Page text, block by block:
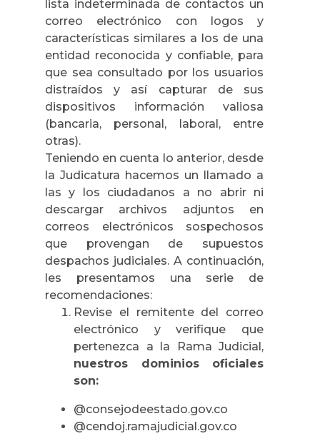
lista indeterminada de contactos un
correo electrónico con logos y
características similares a los de una
entidad reconocida y confiable, para
que sea consultado por los usuarios
distraídos y así capturar de sus
dispositivos información valiosa
(bancaria, personal, laboral, entre
otras).
Teniendo en cuenta lo anterior, desde
la Judicatura hacemos un llamado a
las y los ciudadanos a no abrir ni
descargar archivos adjuntos en
correos electrónicos sospechosos
que provengan de supuestos
despachos judiciales. A continuación,
les presentamos una serie de
recomendaciones:
Revise el remitente del correo
electrónico y verifique que
pertenezca a la Rama Judicial,
nuestros dominios oficiales
son:
@consejodeestado.gov.co
@cendoj.ramajudicial.gov.co